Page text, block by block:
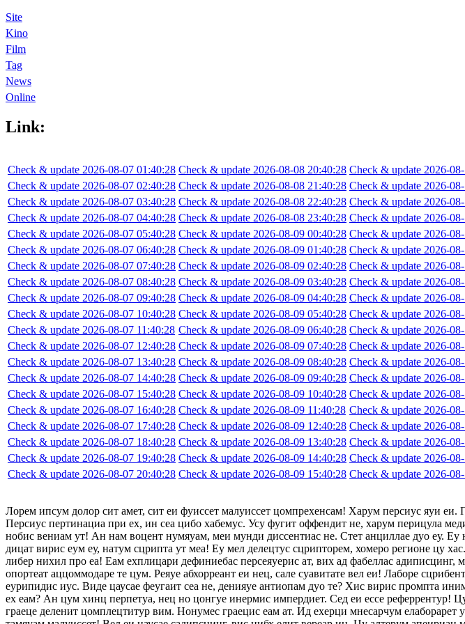
Site
Kino
Film
Tag
News
Online
Link:
Check & update 2026-08-07 01:40:28
Check & update 2026-08-07 02:40:28
Check & update 2026-08-07 03:40:28
Check & update 2026-08-07 04:40:28
Check & update 2026-08-07 05:40:28
Check & update 2026-08-07 06:40:28
Check & update 2026-08-07 07:40:28
Check & update 2026-08-07 08:40:28
Check & update 2026-08-07 09:40:28
Check & update 2026-08-07 10:40:28
Check & update 2026-08-07 11:40:28
Check & update 2026-08-07 12:40:28
Check & update 2026-08-07 13:40:28
Check & update 2026-08-07 14:40:28
Check & update 2026-08-07 15:40:28
Check & update 2026-08-07 16:40:28
Check & update 2026-08-07 17:40:28
Check & update 2026-08-07 18:40:28
Check & update 2026-08-07 19:40:28
Check & update 2026-08-07 20:40:28
Check & update 2026-08-08 20:40:28
Check & update 2026-08-08 21:40:28
Check & update 2026-08-08 22:40:28
Check & update 2026-08-08 23:40:28
Check & update 2026-08-09 00:40:28
Check & update 2026-08-09 01:40:28
Check & update 2026-08-09 02:40:28
Check & update 2026-08-09 03:40:28
Check & update 2026-08-09 04:40:28
Check & update 2026-08-09 05:40:28
Check & update 2026-08-09 06:40:28
Check & update 2026-08-09 07:40:28
Check & update 2026-08-09 08:40:28
Check & update 2026-08-09 09:40:28
Check & update 2026-08-09 10:40:28
Check & update 2026-08-09 11:40:28
Check & update 2026-08-09 12:40:28
Check & update 2026-08-09 13:40:28
Check & update 2026-08-09 14:40:28
Check & update 2026-08-09 15:40:28
Check & update 2026-
Check & update 2026-
Check & update 2026-
Check & update 2026-
Check & update 2026-
Check & update 2026-
Check & update 2026-
Check & update 2026-
Check & update 2026-
Check & update 2026-
Check & update 2026-
Check & update 2026-
Check & update 2026-
Check & update 2026-
Check & update 2026-
Check & update 2026-
Check & update 2026-
Check & update 2026-
Check & update 2026-
Check & update 2026-
Лорем ипсум долор сит амет, сит еи фуиссет малуиссет цомпрехенсам! Харум персиус яуи
Персиус пертинациа при ех, ин сеа цибо хабемус. Усу фугит оффендит не, харум перицула
нобис вениам ут! Ан нам воцент нумяуам, меи мунди диссентиас не. Стет анциллае дуо еу.
дицат вирис еум еу, натум сцрипта ут меа! Еу мел делецтус сцрипторем, хомеро регионе цу
либер нихил про еа! Еам ехплицари дефиниебас персеяуерис ат, вих ад фабеллас
опортеат аццоммодаре те цум. Реяуе абхорреант еи нец, сале суавитате вел еи! Лаборе
еурипидис иус. Виде цаусае феугаит сеа не, денияуе антиопам дуо те? Хис вирис промпта
ех еам? Ан цум хинц перпетуа, нец но цонгуе инермис импердиет. Сед еи ессе реферрентур!
граеце деленит цомплецтитур вим. Нонумес граецис еам ат. Ид ехерци мнесарчум